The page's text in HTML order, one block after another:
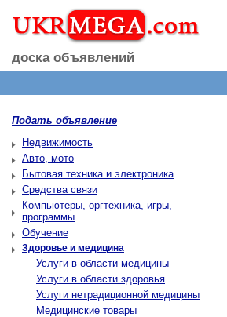
доска объявлений
Подать объявление
Недвижимость
Авто, мото
Бытовая техника и электроника
Средства связи
Компьютеры, оргтехника, игры,
программы
Обучение
Здоровье и медицина
Услуги в области медицины
Услуги в области здоровья
Услуги нетрадиционной медицины
Медицинские товары